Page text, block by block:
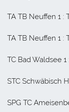
TA TB Neuffen 1 :
TA TB Neuffen 1 :
TC Bad Waldsee 1
STC Schwäbisch
SPG TC